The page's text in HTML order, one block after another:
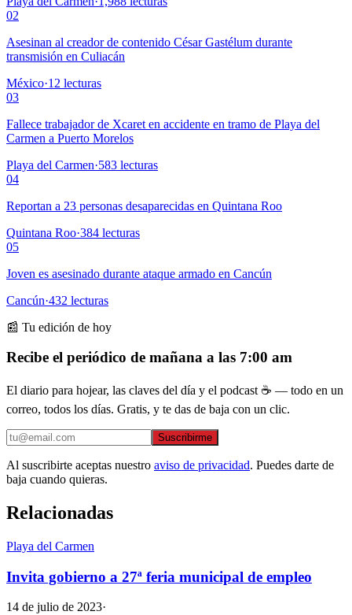
02
Asesinan al creador de contenido César Gastélum durante
transmisión en Culiacán
México·12 lecturas
03
Fallece trabajador de Xcaret en accidente en tramo de Playa del
Carmen a Puerto Morelos
Playa del Carmen·583 lecturas
04
Reportan a 23 personas desaparecidas en Quintana Roo
Quintana Roo·384 lecturas
05
Joven es asesinado durante ataque armado en Cancún
Cancún·432 lecturas
📰 Tu edición de hoy
Recibe el periódico de mañana a las 7:00 am
El diario para hojear, las claves del día y el podcast ☕ — todo en un
correo, todos los días. Gratis, y te das de baja con un clic.
Suscribirme
Al suscribirte aceptas nuestro aviso de privacidad. Puedes darte de
baja cuando quieras.
Relacionadas
Playa del Carmen
Invita gobierno a 27ª feria municipal de empleo
14 de julio de 2023·